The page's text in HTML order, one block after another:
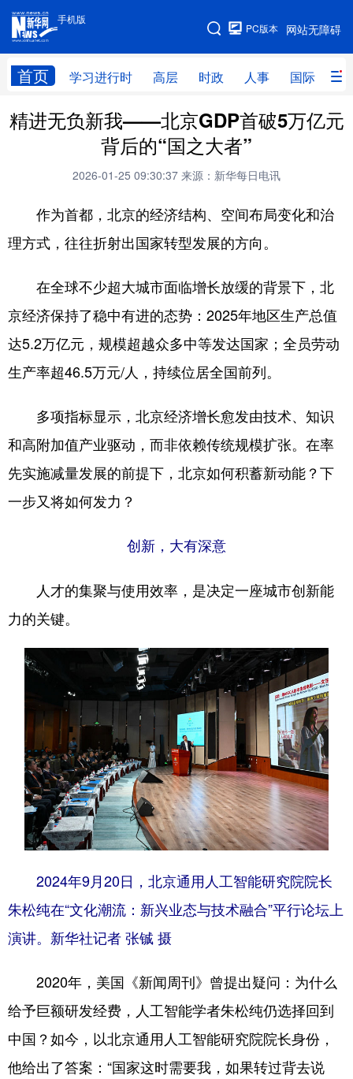
手机版
网站无障碍
PC版本
首页 学习进行时 高层 时政 人事 国际 财
手机版
网站地图
学习进行时 高层 时政 人事
财经 网评
思客智库 全球连线
科技 科普 体育 文化
健康 军事 访谈
图片 中央文件 金融 汽车
食品 人居 信息化 乡村振兴
溯源中国 城市 旅游 能源
会展 彩票 娱乐
悦读 公益 书画 一带一路
亚太网 上市公司 投教基地
地方频道
天津 河北
浙江
山东 河南 湖北 湖南
广东 广西 海南 重庆
四川 贵州 云南 西藏
陕西 甘肃 青海 宁夏
新疆 内蒙古 黑龙江
多语种频道
Español Français عربى
Русский язык 日本語 한국어
Deutsch Português
精进无负新我——北京GDP首破5万亿元
背后的“国之大者”
2026-01-25 09:30:37 来源：新华每日电讯
作为首都，北京的经济结构、空间布局变化和治
理方式，往往折射出国家转型发展的方向。
在全球不少超大城市面临增长放缓的背景下，北
京经济保持了稳中有进的态势：2025年地区生产总值
达5.2万亿元，规模超越众多中等发达国家；全员劳动
生产率超46.5万元/人，持续位居全国前列。
多项指标显示，北京经济增长愈发由技术、知识
和高附加值产业驱动，而非依赖传统规模扩张。在率
先实施减量发展的前提下，北京如何积蓄新动能？下
一步又将如何发力？
创新，大有深意
人才的集聚与使用效率，是决定一座城市创新能
力的关键。
2024年9月20日，北京通用人工智能研究院院长
朱松纯在“文化潮流：新兴业态与技术融合”平行论坛上
演讲。新华社记者 张铖 摄
2020年，美国《新闻周刊》曾提出疑问：为什么
给予巨额研发经费，人工智能学者朱松纯仍选择回到
中国？如今，以北京通用人工智能研究院院长身份，
他给出了答案：“国家这时需要我，如果转过背去说